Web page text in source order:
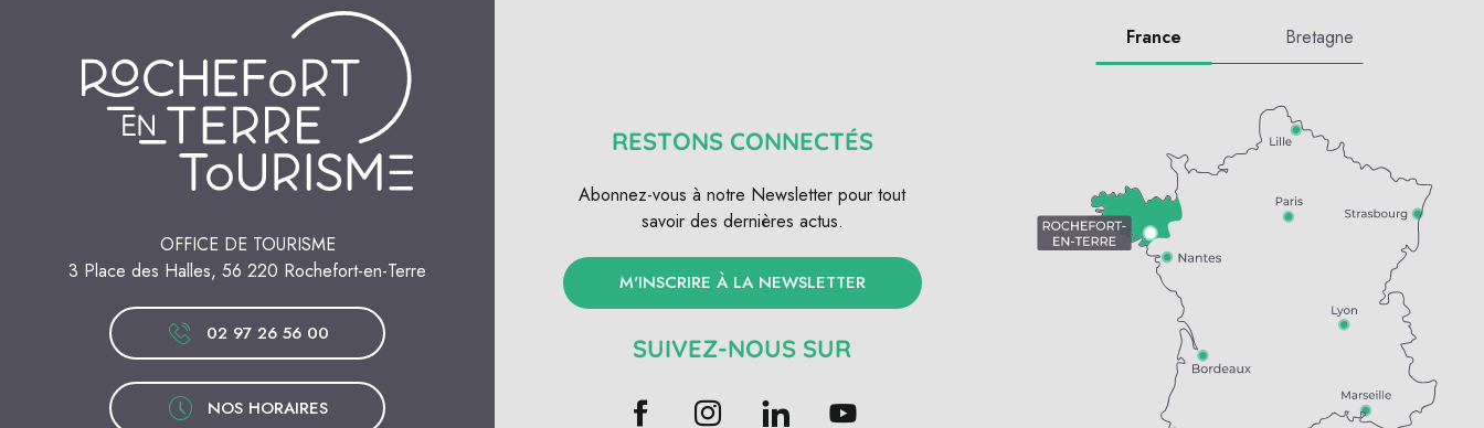
OFFICE DE TOURISME
3 Place des Halles, 56 220 Rochefort-en-Terre
02 97 26 56 00
NOS HORAIRES
RESTONS CONNECTÉS
Abonnez-vous à notre Newsletter pour tout
savoir des dernières actus.
M'INSCRIRE À LA NEWSLETTER
SUIVEZ-NOUS SUR
France Bretagne